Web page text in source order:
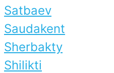
Satbaev
Saudakent
Sherbakty
Shilikti